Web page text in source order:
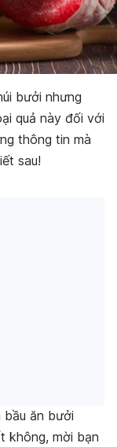
bưởi nhưng
quả này đối với
thông tin mà
sau!
ăn bưởi
không, mời bạn